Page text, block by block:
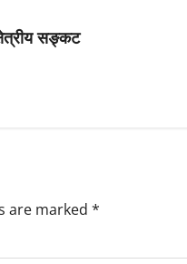
सङ्कट
are marked *